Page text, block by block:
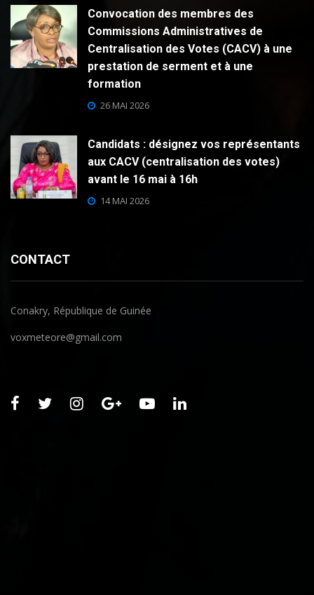
Convocation des membres des
Commissions Administratives de
Centralisation des Votes (CACV) à une
prestation de serment et à une
formation
26 MAI 2026
Candidats : désignez vos représentants
aux CACV (centralisation des votes)
avant le 16 mai à 16h
14 MAI 2026
CONTACT
Conakry, République de Guinée
voxmeteore@gmail.com